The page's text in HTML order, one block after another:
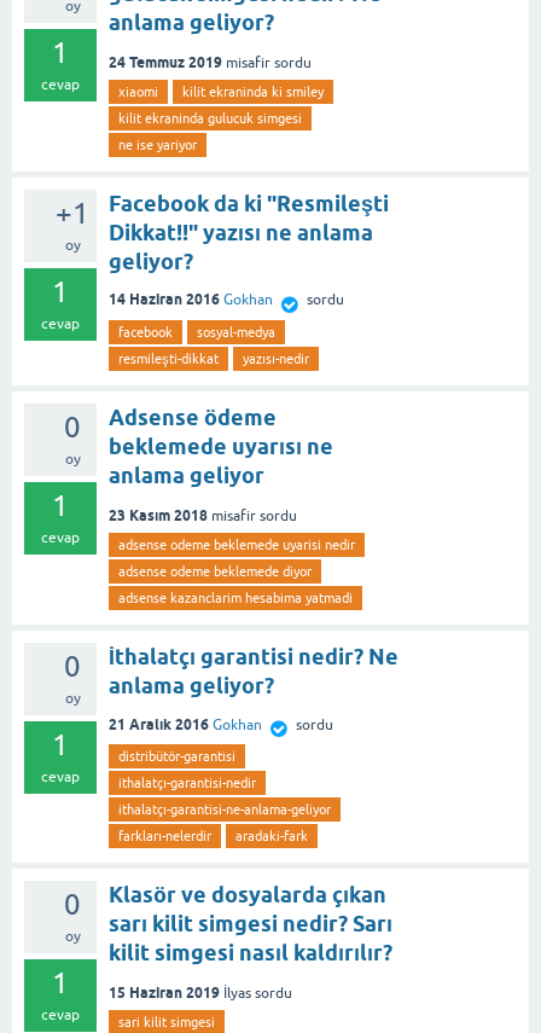
oy
1
cevap
anlama geliyor?
24 Temmuz 2019 misafir sordu
xiaomi
kilit ekraninda ki smiley
kilit ekraninda gulucuk simgesi
ne ise yariyor
+1
oy
1
cevap
Facebook da ki "Resmileşti
Dikkat!!" yazısı ne anlama
geliyor?
14 Haziran 2016 Gokhan sordu
facebook
sosyal-medya
resmileşti-dikkat
yazısı-nedir
0
oy
1
cevap
Adsense ödeme
beklemede uyarısı ne
anlama geliyor
23 Kasım 2018 misafir sordu
adsense odeme beklemede uyarisi nedir
adsense odeme beklemede diyor
adsense kazanclarim hesabima yatmadi
0
oy
1
cevap
İthalatçı garantisi nedir? Ne
anlama geliyor?
21 Aralık 2016 Gokhan sordu
distribütör-garantisi
ithalatçı-garantisi-nedir
ithalatçı-garantisi-ne-anlama-geliyor
farkları-nelerdir
aradaki-fark
0
oy
1
cevap
Klasör ve dosyalarda çıkan
sarı kilit simgesi nedir? Sarı
kilit simgesi nasıl kaldırılır?
15 Haziran 2019 İlyas sordu
sari kilit simgesi